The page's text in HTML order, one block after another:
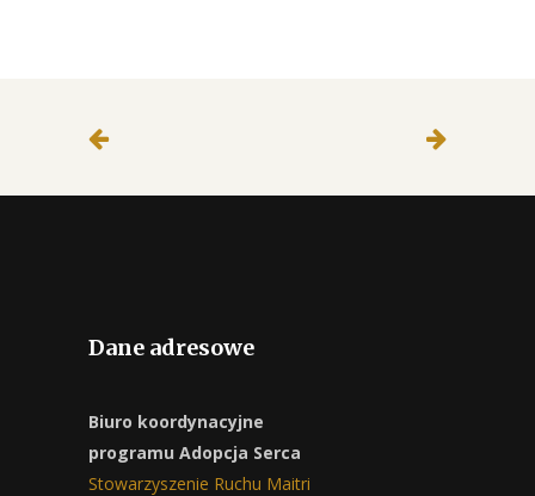
Dane adresowe
Biuro koordynacyjne
programu Adopcja Serca
Stowarzyszenie Ruchu Maitri